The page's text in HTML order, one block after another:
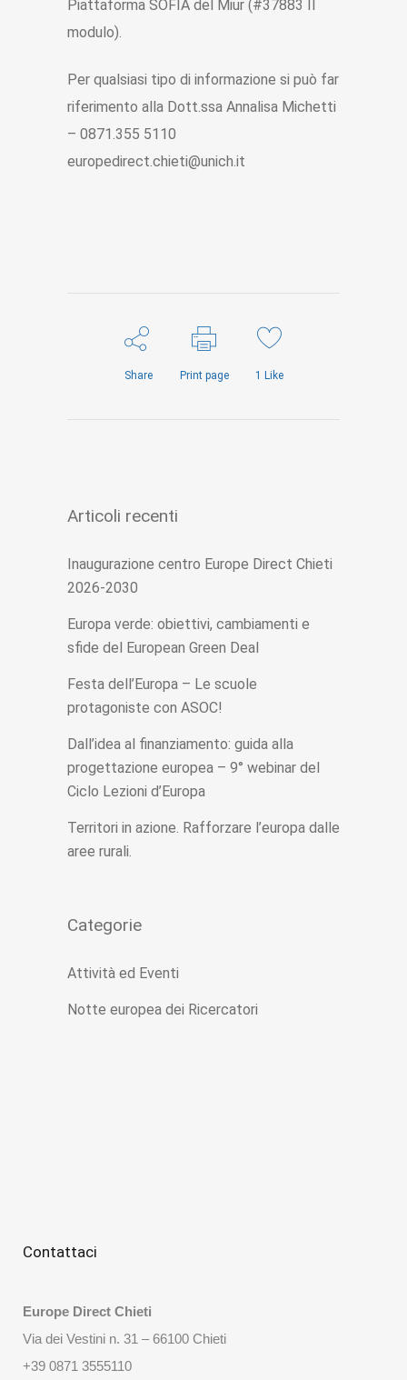
Piattaforma SOFIA del Miur (#37883 II
modulo).
Per qualsiasi tipo di informazione si può far
riferimento alla Dott.ssa Annalisa Michetti
– 0871.355 5110
europedirect.chieti@unich.it
Share Print page 1 Like
Articoli recenti
Inaugurazione centro Europe Direct Chieti
2026-2030
Europa verde: obiettivi, cambiamenti e
sfide del European Green Deal
Festa dell’Europa – Le scuole
protagoniste con ASOC!
Dall’idea al finanziamento: guida alla
progettazione europea – 9° webinar del
Ciclo Lezioni d’Europa
Territori in azione. Rafforzare l’europa dalle
aree rurali.
Categorie
Attività ed Eventi
Notte europea dei Ricercatori
Contattaci
Europe Direct Chieti
Via dei Vestini n. 31 – 66100 Chieti
+39 0871 3555110